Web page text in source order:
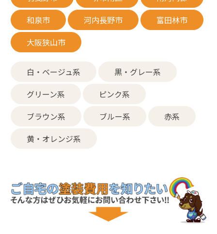
和泉市
河内長野市
富田林市
大阪狭山市
白・ベージュ系
黒・グレー系
グリーン系
ピンク系
ブラウン系
ブルー系
赤系
黄・オレンジ系